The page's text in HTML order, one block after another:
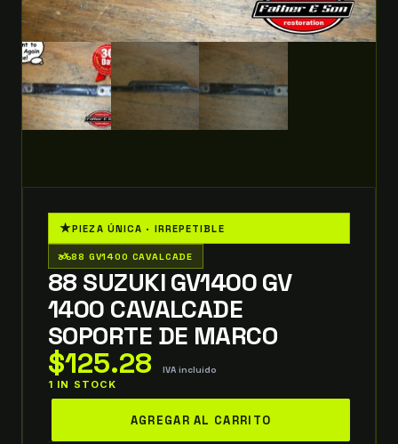
★PIEZA ÚNICA · IRREPETIBLE
two_wheeler88 GV1400 CAVALCADE
88 SUZUKI GV1400 GV
1400 CAVALCADE
SOPORTE DE MARCO
$125.28 IVA incluido
1 IN STOCK
AGREGAR AL CARRITO